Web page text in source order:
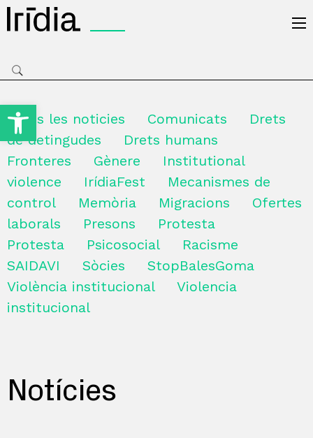
Obre la barra d'eines
Totes les noticies Comunicats
Drets
de detingudes
Drets humans
Fronteres
Gènere
Institutional
violence
IrídiaFest
Mecanismes de
control
Memòria Migracions
Ofertes
laborals
Presons
Protesta
Protesta
Psicosocial
Racisme
SAIDAVI
Sòcies
StopBalesGoma
Violència institucional
Violencia
institucional
Notícies